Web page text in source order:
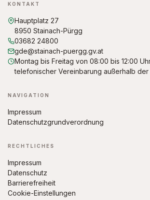
KONTAKT
Hauptplatz 27
8950 Stainach-Pürgg
03682 24800
gde@stainach-puergg.gv.at
Montag bis Freitag von 08:00 bis 12:00
telefonischer Vereinbarung außerhalb
NAVIGATION
Impressum
Datenschutzgrundverordnung
RECHTLICHES
Impressum
Datenschutz
Barrierefreiheit
Cookie-Einstellungen